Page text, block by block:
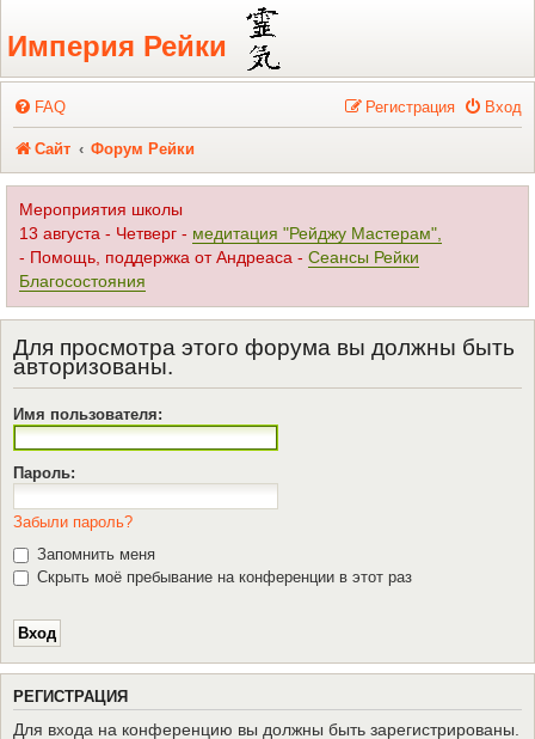
Регистрация
Империя Рейки
FAQ Вход
Регистрация
Сайт Форум Рейки
Мероприятия школы
13 августа - Четверг - медитация "Рейджу Мастерам",
- Помощь, поддержка от Андреаса - Сеансы Рейки
Благосостояния
Для просмотра этого форума вы должны быть
авторизованы.
Имя пользователя:
Пароль:
Забыли пароль?
Запомнить меня
Скрыть моё пребывание на конференции в этот раз
РЕГИСТРАЦИЯ
Для входа на конференцию вы должны быть зарегистрированы.